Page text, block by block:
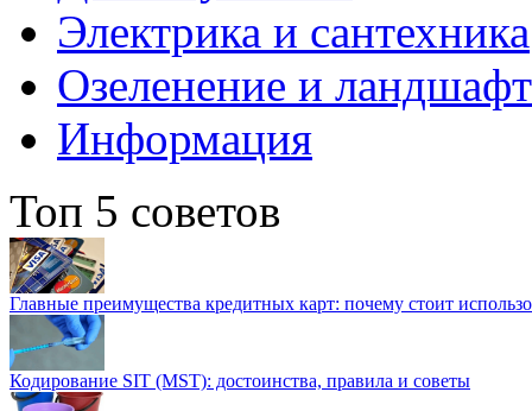
Электрика и сантехника
Озеленение и
Информация
Топ 5 советов
Главные преимущества кредитных карт: почему стоит
Кодирование SIT (MST): достоинства, правила и советы